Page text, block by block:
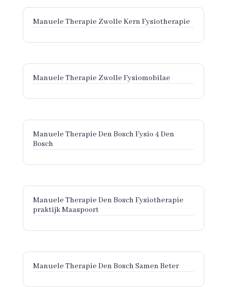
Manuele Therapie Zwolle Kern Fysiotherapie
Manuele Therapie Zwolle Fysiomobilae
Manuele Therapie Den Bosch Fysio 4 Den
Bosch
Manuele Therapie Den Bosch Fysiotherapie
praktijk Maaspoort
Manuele Therapie Den Bosch Samen Beter